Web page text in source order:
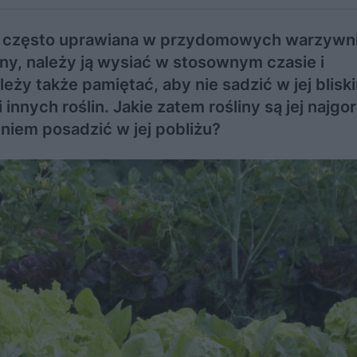
uprawiana w przydomowych
należy ją wysiać w stosownym czasie i
także pamiętać, aby nie sadzić w jej
roślin. Jakie zatem rośliny są jej
posadzić w jej pobliżu?